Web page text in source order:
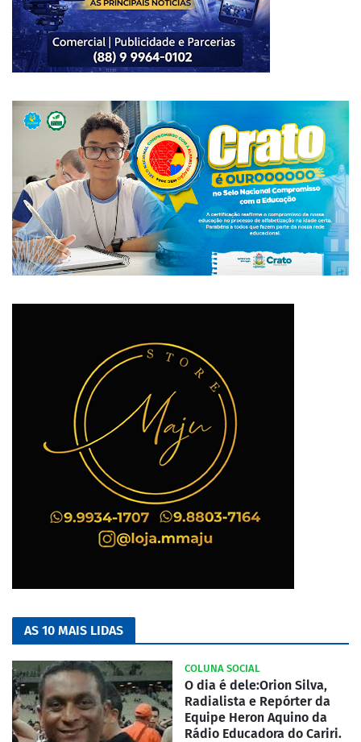
AS 10 MAIS LIDAS
COLUNA SOCIAL
O dia é dele:Orion Silva,
Radialista e Repórter da
Equipe Heron Aquino da
Rádio Educadora do Cariri.